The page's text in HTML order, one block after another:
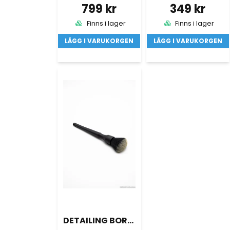
799 kr
Finns i lager
LÄGG I VARUKORGEN
349 kr
Finns i lager
LÄGG I VARUKORGEN
DETAILING BORSTE